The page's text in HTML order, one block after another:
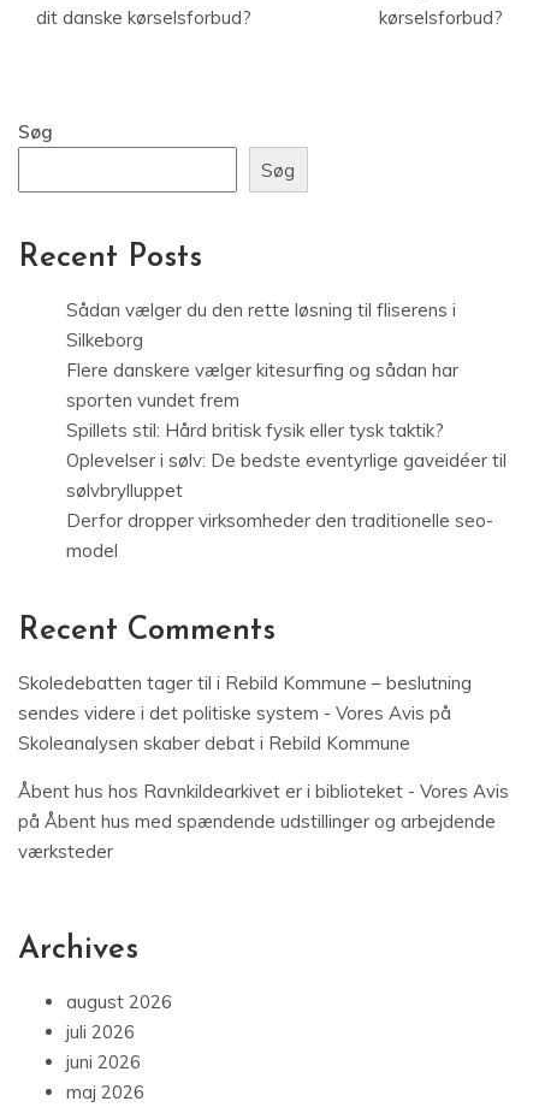
dit danske kørselsforbud?
kørselsforbud?
Søg
Søg
Recent Posts
Sådan vælger du den rette løsning til fliserens i
Silkeborg
Flere danskere vælger kitesurfing og sådan har
sporten vundet frem
Spillets stil: Hård britisk fysik eller tysk taktik?
Oplevelser i sølv: De bedste eventyrlige gaveidéer til
sølvbrylluppet
Derfor dropper virksomheder den traditionelle seo-
model
Recent Comments
Skoledebatten tager til i Rebild Kommune – beslutning
sendes videre i det politiske system - Vores Avis på
Skoleanalysen skaber debat i Rebild Kommune
Åbent hus hos Ravnkildearkivet er i biblioteket - Vores Avis
på Åbent hus med spændende udstillinger og arbejdende
værksteder
Archives
august 2026
juli 2026
juni 2026
maj 2026